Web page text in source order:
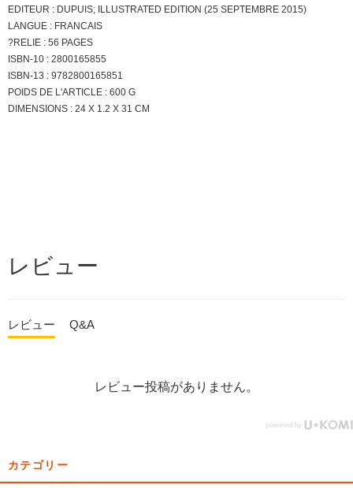
EDITEUR : DUPUIS; ILLUSTRATED EDITION (25 SEPTEMBRE 2015)
LANGUE : FRANCAIS
?RELIE : 56 PAGES
ISBN-10 : 2800165855
ISBN-13 : 9782800165851
POIDS DE L'ARTICLE : 600 G
DIMENSIONS : 24 X 1.2 X 31 CM
レビュー
レビュー Q&A
レビュー投稿がありません。
カテゴリー